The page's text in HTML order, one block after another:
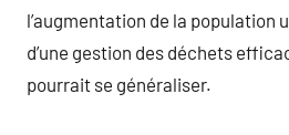
l’augmentation de la population
d’une gestion des déchets
pourrait se généraliser.